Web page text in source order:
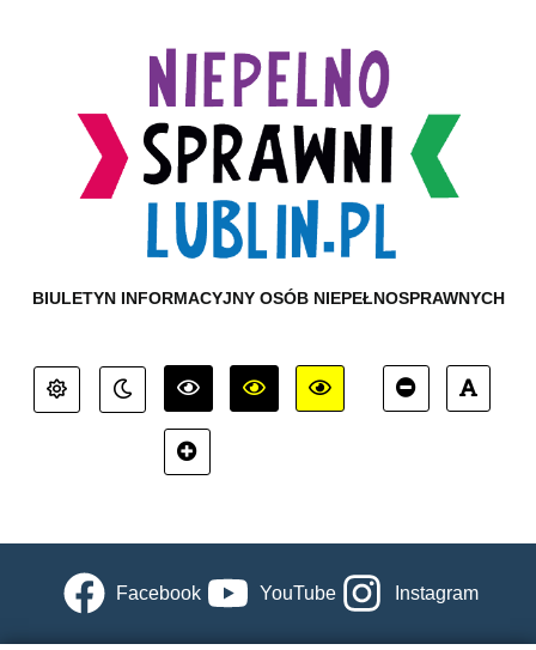
BIULETYN INFORMACYJNY OSÓB NIEPEŁNOSPRAWNYCH
Facebook YouTube Instagram